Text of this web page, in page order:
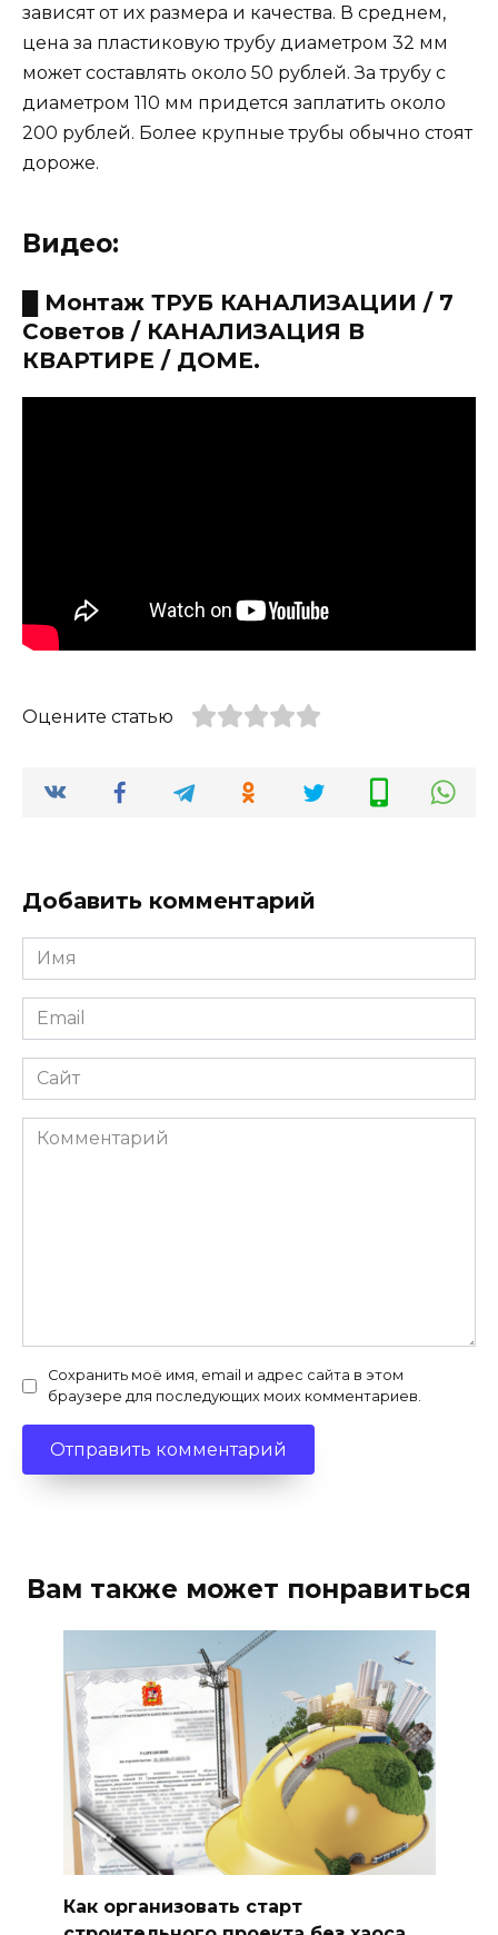
зависят от их размера и качества. В среднем,
цена за пластиковую трубу диаметром 32 мм
может составлять около 50 рублей. За трубу с
диаметром 110 мм придется заплатить около
200 рублей. Более крупные трубы обычно стоят
дороже.
Видео:
█ Монтаж ТРУБ КАНАЛИЗАЦИИ / 7
Советов / КАНАЛИЗАЦИЯ В
КВАРТИРЕ / ДОМЕ.
Оцените статью
Добавить комментарий
Имя
*
Email
*
Сайт
Комментарий
Сохранить моё имя, email и адрес сайта в этом
браузере для последующих моих комментариев.
Вам также может понравиться
Как организовать старт